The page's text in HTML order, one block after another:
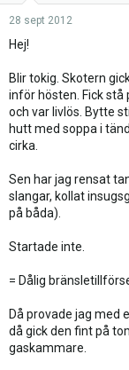
r
e
m
28 sept 2012
Hej!
Blir tokig. Skotern
inför hösten. Fick stå
och var livlös. Bytte
hutt med soppa i
cirka.
Sen har jag rensat
slangar, kollat
på båda).
Startade inte.
= Dålig
Då provade jag med
då gick den fint på
gaskammare.